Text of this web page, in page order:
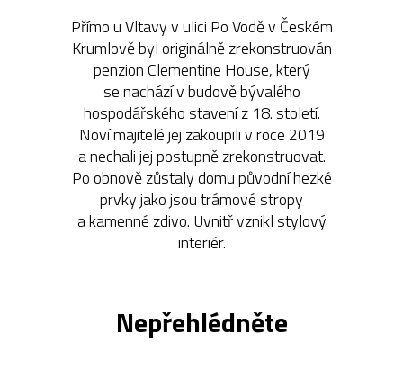
Přímo u Vltavy v ulici Po Vodě v Českém
Krumlově byl originálně zrekonstruován
penzion Clementine House, který
se nachází v budově bývalého
hospodářského stavení z 18. století.
Noví majitelé jej zakoupili v roce 2019
a nechali jej postupně zrekonstruovat.
Po obnově zůstaly domu původní hezké
prvky jako jsou trámové stropy
a kamenné zdivo. Uvnitř vznikl stylový
interiér.
Nepřehlédněte